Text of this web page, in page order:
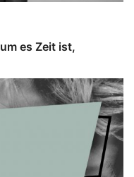
es Zeit ist,